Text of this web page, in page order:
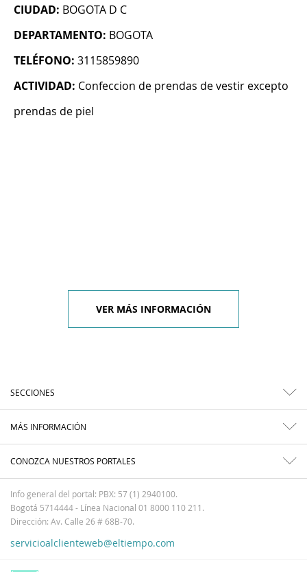
CIUDAD: BOGOTA D C
DEPARTAMENTO: BOGOTA
TELÉFONO: 3115859890
ACTIVIDAD: Confeccion de prendas de vestir excepto
prendas de piel
VER MÁS INFORMACIÓN
SECCIONES
MÁS INFORMACIÓN
CONOZCA NUESTROS PORTALES
Info general del portal: PBX: 57 (1) 2940100.
Bogotá 5714444 - Línea Nacional 01 8000 110 211.
Dirección: Av. Calle 26 # 68B-70.
servicioalclienteweb@eltiempo.com